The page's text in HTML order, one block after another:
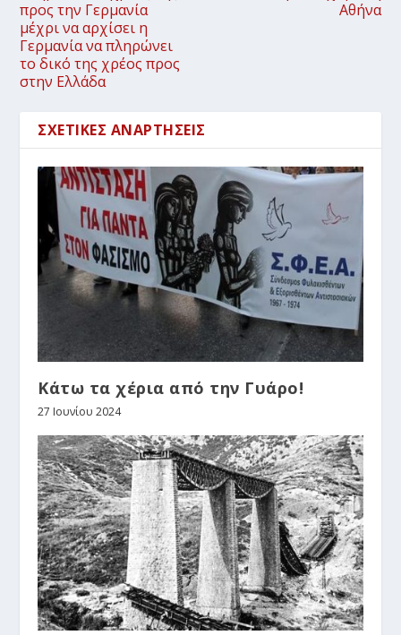
προς την Γερμανία
μέχρι να αρχίσει η
Γερμανία να πληρώνει
το δικό της χρέος προς
στην Ελλάδα
Αθήνα
ΣΧΕΤΙΚΈΣ ΑΝΑΡΤΉΣΕΙΣ
Κάτω τα χέρια από την Γυάρο!
27 Ιουνίου 2024